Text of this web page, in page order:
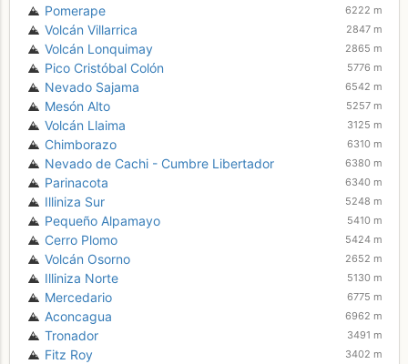
Pomerape 6222 m
Volcán Villarrica 2847 m
Volcán Lonquimay 2865 m
Pico Cristóbal Colón 5776 m
Nevado Sajama 6542 m
Mesón Alto 5257 m
Volcán Llaima 3125 m
Chimborazo 6310 m
Nevado de Cachi - Cumbre Libertador 6380 m
Parinacota 6340 m
Illiniza Sur 5248 m
Pequeño Alpamayo 5410 m
Cerro Plomo 5424 m
Volcán Osorno 2652 m
Illiniza Norte 5130 m
Mercedario 6775 m
Aconcagua 6962 m
Tronador 3491 m
Fitz Roy 3402 m